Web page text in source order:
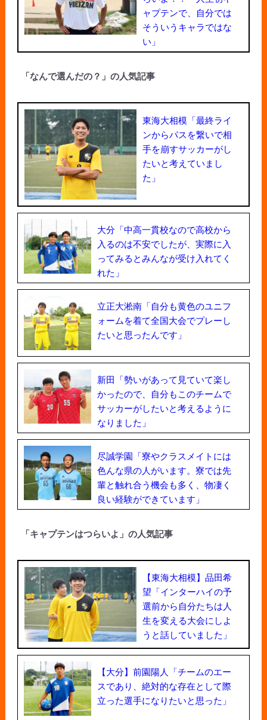
ャプテンで、自分では
そういうキャラではな
い」
「なんで選んだの？」の人気記事
東海大相模「最終ライ
ンからパスを繋いで相
手を崩すサッカーがし
たいと考えていまし
た」
大分「中高一貫校なので高校から
入るのは不安でしたが、実際に入
ってみるとみんなが受け入れてく
れた」
立正大淞南「自分も黄色のユニフ
ォームを着て全国大会でプレーし
たいと思ったんです」
新田「勢いがあって見ていて楽し
かったので、自分もこのチームで
サッカーがしたいと考えるように
なりました」
尽誠学園「寮やクラスメイトには
色んな県の人がいます。寮では先
輩と触れ合う機会も多く、物凄く
良い経験ができています」
「キャプテンはつらいよ」の人気記事
【東海大相模】品田希
望「インターハイの予
選前から自分たちは人
生を変える大会にしよ
うと話していました」
【大分】前園陽人「チームのエー
スであり、絶対的な存在として際
立った選手になりたいと思った」